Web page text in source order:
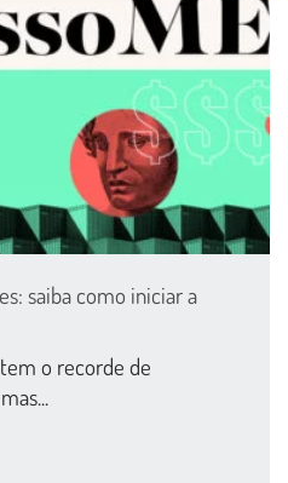
saiba como iniciar a
o recorde de